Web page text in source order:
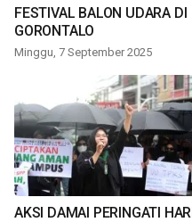
FESTIVAL BALON UDARA DI
GORONTALO
Minggu, 7 September 2025
AKSI DAMAI PERINGATI HARI